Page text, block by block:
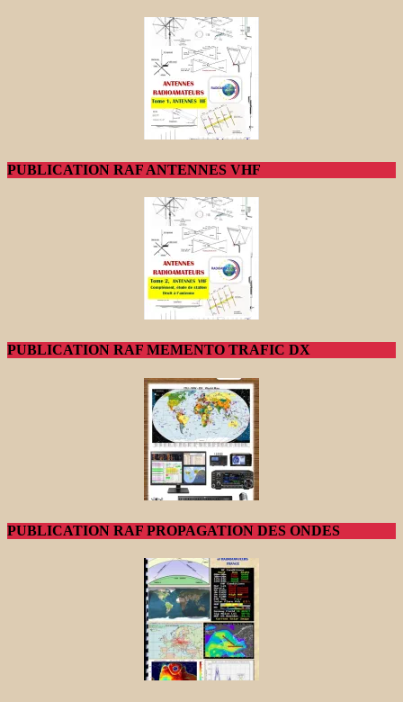
PUBLICATION RAF ANTENNES VHF
PUBLICATION RAF MEMENTO TRAFIC DX
PUBLICATION RAF PROPAGATION DES ONDES